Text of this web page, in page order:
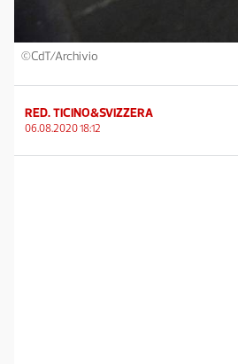
©CdT/Archivio
RED. TICINO&SVIZZERA
06.08.2020 18:12